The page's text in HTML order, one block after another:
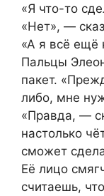
«Я что-то
«Нет», —
«А я всё ещё
Пальцы
пакет.
либо, мне
«Правда, —
настолько
сможет
Её лицо
считаешь,